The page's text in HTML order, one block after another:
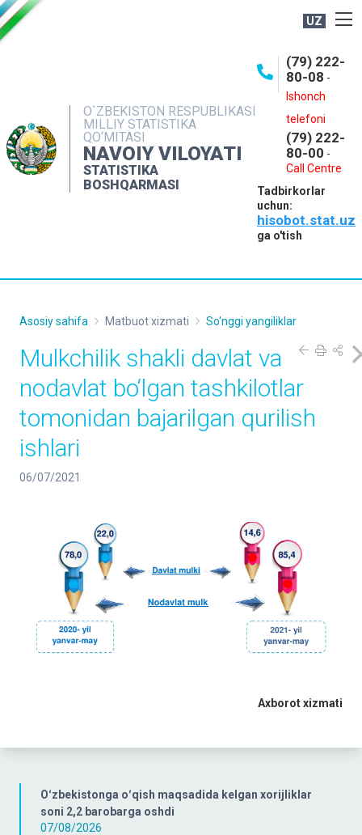
UZ
O`ZBEKISTON RESPUBLIKASI
MILLIY STATISTIKA
QO‘MITASI
NAVOIY VILOYATI
STATISTIKA
BOSHQARMASI
(79) 222-
80-08 -
Ishonch
telefoni
(79) 222-
80-00 -
Call Centre
Tadbirkorlar
uchun:
hisobot.stat.uz
ga o'tish
OCHIQ MA'LUMOTLAR
INTERAKTIV XIZMATLAR
MUROJAATLAR
Oʻzbekistonga oʻqish maqsadida kelgan xorijliklar
soni 2,2 barobarga oshdi
07/08/2026
Asosiy sahifa Matbuot xizmati So'nggi yangiliklar
Mulkchilik shakli davlat va
nodavlat bo‘lgan tashkilotlar
tomonidan bajarilgan qurilish
ishlari
06/07/2021
Axborot xizmati